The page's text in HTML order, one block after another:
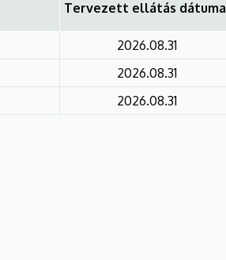
Tervezett ellátás dátuma
2026.08.31
2026.08.31
2026.08.31